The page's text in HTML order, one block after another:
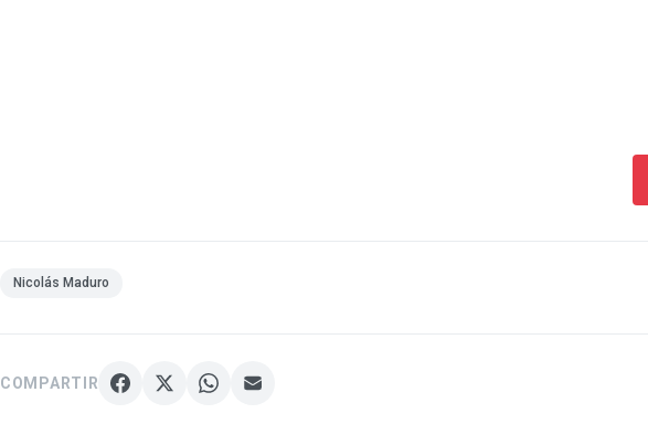
Nicolás Maduro: Si no quieren que Venezuela caiga en un baño
— Alerta Noticias UKR 24 (@UKR_token)
Nicolás Maduro
COMPARTIR